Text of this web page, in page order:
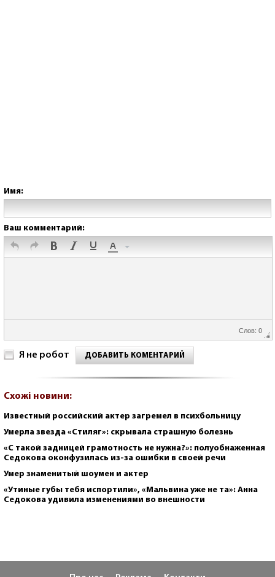
Имя:
Ваш комментарий:
Слов: 0
Я не робот ДОБАВИТЬ КОМЕНТАРИЙ
Схожі новини:
Известный российский актер загремел в психбольницу
Умерла звезда «Стиляг»: скрывала страшную болезнь
«С такой задницей грамотность не нужна?»: полуобнаженная
Седокова оконфузилась из-за ошибки в своей речи
Умер знаменитый шоумен и актер
«Утиные губы тебя испортили», «Мальвина уже не та»: Анна
Седокова удивила изменениями во внешности